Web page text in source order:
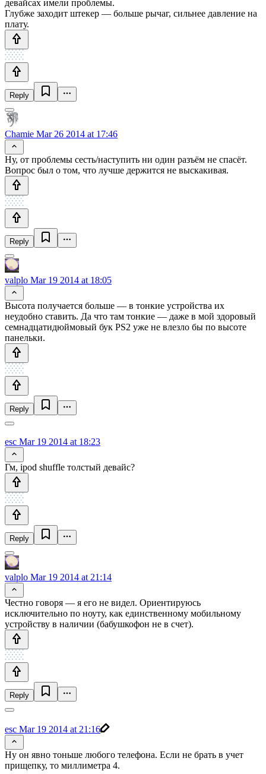
девайсах имели проблемы.
Глубже заходит штекер — больше рычаг, сильнее давление на
плату.
Reply
Chamie Mar 26 2014 at 17:46
Ну, от проблемы сесть/наступить ни один разъём не спасёт.
Вопрос был о том, что лучше держится не выскакивая.
Reply
valplo Mar 19 2014 at 18:05
Высота получается больше — в тонкие устройства их
неудобно ставить. Да что там тонкие — даже в мой здоровый
семнадцатидюймовый бук PS2 уже не влезло бы по высоте
панельки.
Reply
esc Mar 19 2014 at 18:23
Гм, ipod shuffle толстый девайс?
Reply
valplo Mar 19 2014 at 21:14
Честно говоря — я его не видел. Ориентируюсь
исключительно по ноуту, как единственному мобильному
устройству в наличии (бабушкофон не в счет).
Reply
esc Mar 19 2014 at 21:16
Ну он явно тоньше любого телефона. Если не брать в учет
прищепку, то миллиметра 4.